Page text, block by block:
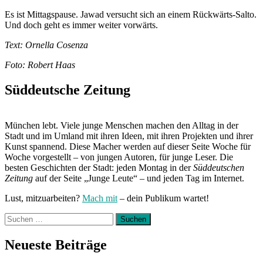
Es ist Mittagspause. Jawad versucht sich an einem Rückwärts-Salto.
Und doch geht es immer weiter vorwärts.
Text: Ornella Cosenza
Foto: Robert Haas
Süddeutsche Zeitung
München lebt. Viele junge Menschen machen den Alltag in der
Stadt und im Umland mit ihren Ideen, mit ihren Projekten und ihrer
Kunst spannend. Diese Macher werden auf dieser Seite Woche für
Woche vorgestellt – von jungen Autoren, für junge Leser. Die
besten Geschichten der Stadt: jeden Montag in derSüddeutschen
Zeitung auf der Seite „Junge Leute“ – und jeden Tag im Internet.
Lust, mitzuarbeiten? Mach mit – dein Publikum wartet!
Suchen
nach:
Neueste Beiträge